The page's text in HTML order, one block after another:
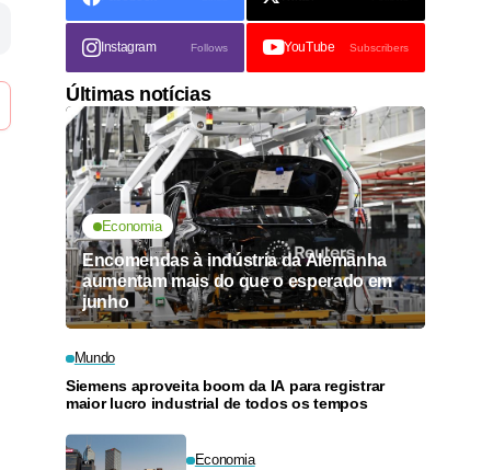
Instagram Follows YouTube Subscribers
Últimas notícias
Economia
Encomendas à indústria da Alemanha
aumentam mais do que o esperado em
junho
Mundo
Siemens aproveita boom da IA para registrar
maior lucro industrial de todos os tempos
Economia